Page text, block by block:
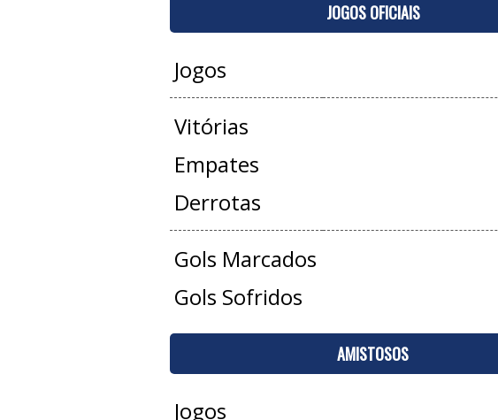
JOGOS OFICIAIS
Jogos
Vitórias
Empates
Derrotas
Gols Marcados
Gols Sofridos
AMISTOSOS
Jogos